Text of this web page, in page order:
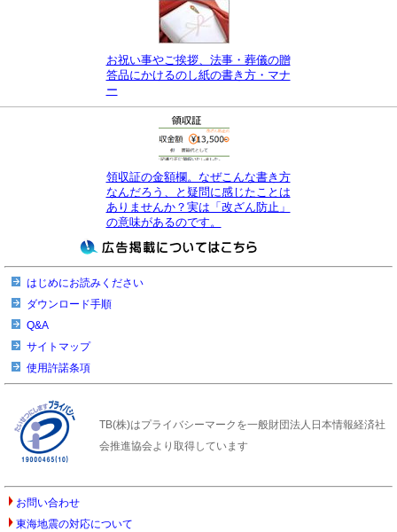
お祝い事やご挨拶、法事・葬儀の贈
答品にかけるのし紙の書き方・マナ
ー
領収証の金額欄。なぜこんな書き方
なんだろう、と疑問に感じたことは
ありませんか？実は「改ざん防止」
の意味があるのです。
はじめにお読みください
ダウンロード手順
Q&A
サイトマップ
使用許諾条項
TB(株)はプライバシーマークを一般財団法人日本情報経済社
会推進協会より取得しています
お問い合わせ
東海地震の対応について